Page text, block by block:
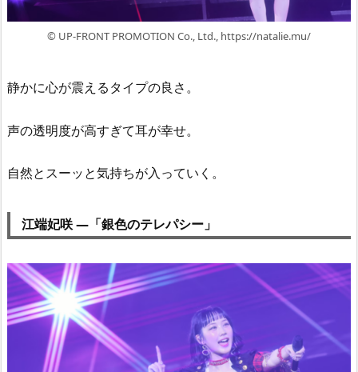
© UP-FRONT PROMOTION Co., Ltd., https://natalie.mu/
静かに心が震えるタイプの良さ。
声の透明度が高すぎて耳が幸せ。
自然とスーッと気持ちが入っていく。
江端妃咲 —「銀色のテレパシー」